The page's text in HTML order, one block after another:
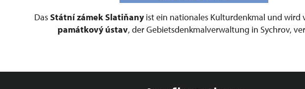
Das Státní zámek Slatiňanyist ein nationales Kulturdenkmal und wird
památkový ústav, der Gebietsdenkmalverwaltung in Sychrov,